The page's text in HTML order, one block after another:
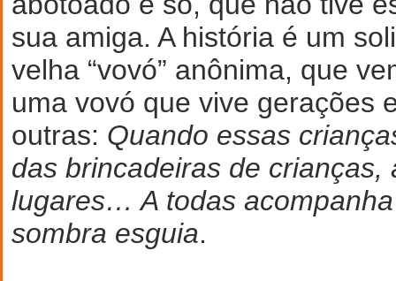
sua amiga. A história é um
velha “vovó” anônima, que
uma vovó que vive gerações
outras: Quando essas
das brincadeiras de crianças,
lugares… A todas
sombra esguia.